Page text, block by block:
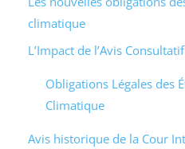
climatique
L’Impact de l’Avis
Obligations Légales des
Climatique
Avis historique de la Cour